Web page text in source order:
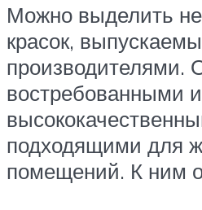
Можно выделить
красок,
производителями.
востребованными и
подходящими для
помещений. К ним